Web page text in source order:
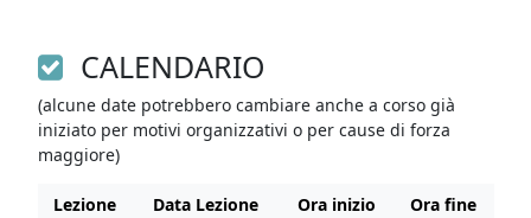
CALENDARIO
(alcune date potrebbero cambiare anche a corso già
iniziato per motivi organizzativi o per cause di forza
maggiore)
Lezione Data Lezione Ora inizio
Ora fine